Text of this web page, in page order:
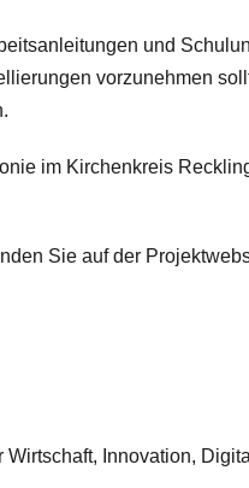
und
vorzunehmen
im Kirchenkreis
Sie auf der
Innovation,